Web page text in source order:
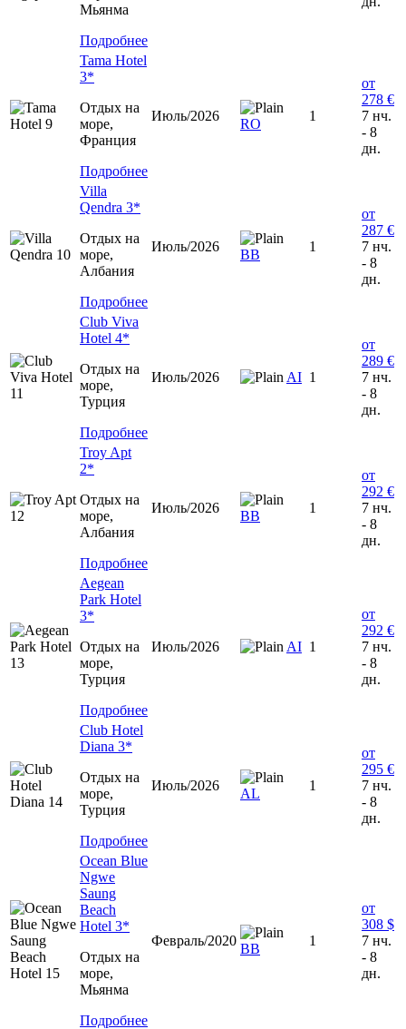
Мьянма
Подробнее
Tama Hotel
3*
Отдых на
море,
Франция
Подробнее
Июль/2026
RO
1
от
278 €
7 нч.
- 8
дн.
Villa
Qendra 3*
Отдых на
море,
Албания
Подробнее
Июль/2026
ВВ
1
от
287 €
7 нч.
- 8
дн.
Club Viva
Hotel 4*
Отдых на
море,
Турция
Подробнее
Июль/2026 AI 1
от
289 €
7 нч.
- 8
дн.
Troy Apt
2*
Отдых на
море,
Албания
Подробнее
Июль/2026
ВВ
1
от
292 €
7 нч.
- 8
дн.
Aegean
Park Hotel
3*
Отдых на
море,
Турция
Подробнее
Июль/2026 AI 1
от
292 €
7 нч.
- 8
дн.
Club Hotel
Diana 3*
Отдых на
море,
Турция
Подробнее
Июль/2026
AL
1
от
295 €
7 нч.
- 8
дн.
Ocean Blue
Ngwe
Saung
Beach
Hotel 3*
Отдых на
море,
Мьянма
Подробнее
Февраль/2020
BB
1
от
308 $
7 нч.
- 8
дн.